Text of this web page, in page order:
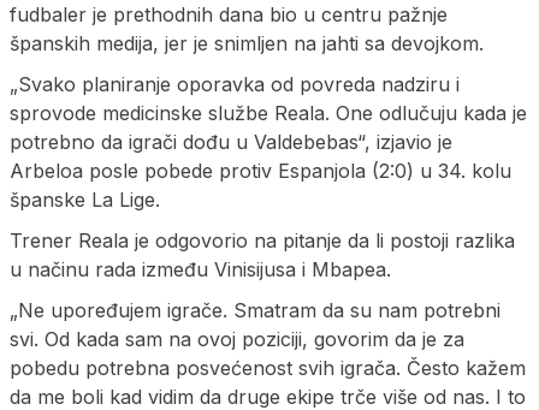
fudbaler je prethodnih dana bio u centru pažnje
španskih medija, jer je snimljen na jahti sa devojkom.
„Svako planiranje oporavka od povreda nadziru i
sprovode medicinske službe Reala. One odlučuju kada je
potrebno da igrači dođu u Valdebebas“, izjavio je
Arbeloa posle pobede protiv Espanjola (2:0) u 34. kolu
španske La Lige.
Trener Reala je odgovorio na pitanje da li postoji razlika
u načinu rada između Vinisijusa i Mbapea.
„Ne upoređujem igrače. Smatram da su nam potrebni
svi. Od kada sam na ovoj poziciji, govorim da je za
pobedu potrebna posvećenost svih igrača. Često kažem
da me boli kad vidim da druge ekipe trče više od nas. I to